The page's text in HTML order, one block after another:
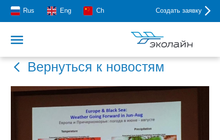
Rus Eng Ch Создать заявку
Вернуться к новостям